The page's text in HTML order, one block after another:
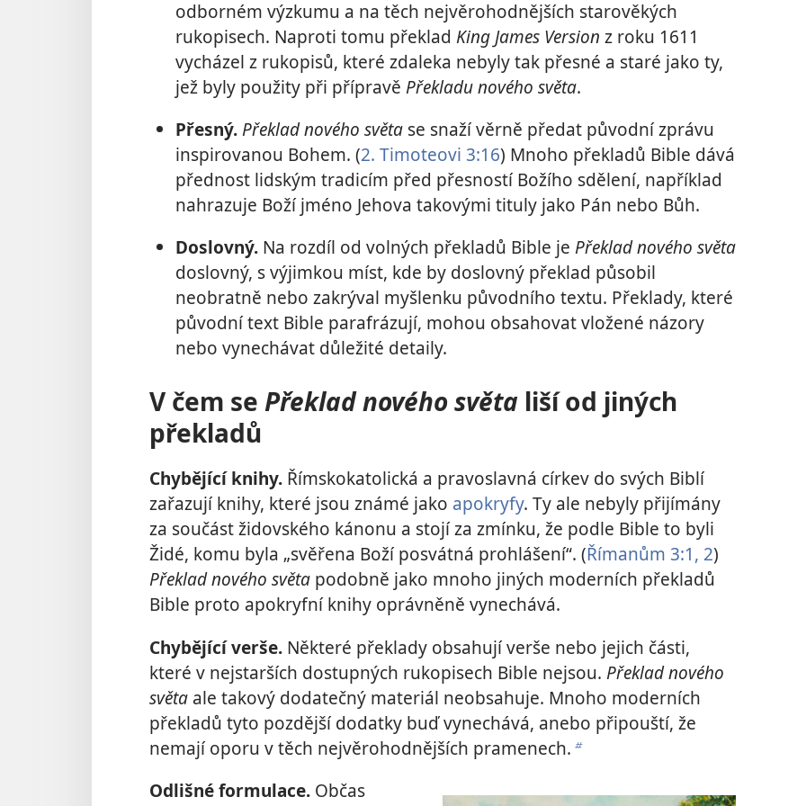
odborném výzkumu a na těch nejvěrohodnějších starověkých
rukopisech. Naproti tomu překlad King James Version z roku 1611
vycházel z rukopisů, které zdaleka nebyly tak přesné a staré jako ty,
jež byly použity při přípravě Překladu nového světa.
Přesný.Překlad nového světase snaží věrně předat původní zprávu
inspirovanou Bohem. (2. Timoteovi 3:16) Mnoho překladů Bible dává
přednost lidským tradicím před přesností Božího sdělení, například
nahrazuje Boží jméno Jehova takovými tituly jako Pán nebo Bůh.
Doslovný.Na rozdíl od volných překladů Bible je Překlad nového světa
doslovný, s výjimkou míst, kde by doslovný překlad působil
neobratně nebo zakrýval myšlenku původního textu. Překlady, které
původní text Bible parafrázují, mohou obsahovat vložené názory
nebo vynechávat důležité detaily.
V čem se Překlad nového světa liší od jiných
překladů
Chybějící knihy. Římskokatolická a pravoslavná církev do svých Biblí
zařazují knihy, které jsou známé jako apokryfy. Ty ale nebyly přijímány
za součást židovského kánonu a stojí za zmínku, že podle Bible to byli
Židé, komu byla „svěřena Boží posvátná prohlášení“. (Římanům 3:1, 2)
Překlad nového světa podobně jako mnoho jiných moderních překladů
Bible proto apokryfní knihy oprávněně vynechává.
Chybějící verše. Některé překlady obsahují verše nebo jejich části,
které v nejstarších dostupných rukopisech Bible nejsou. Překlad nového
světa ale takový dodatečný materiál neobsahuje. Mnoho moderních
překladů tyto pozdější dodatky buď vynechává, anebo připouští, že
nemají oporu v těch nejvěrohodnějších pramenech. b
Odlišné formulace. Občas